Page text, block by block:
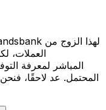
العملات،
المحتمل. عد لاحقًا، فنحن